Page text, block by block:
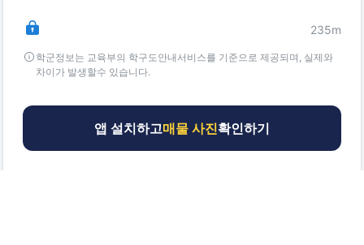
235m
학군정보는 교육부의 학구도안내서비스를 기준으로 제공되며, 실제와
차이가 발생할수 있습니다.
앱 설치하고매물 사진확인하기